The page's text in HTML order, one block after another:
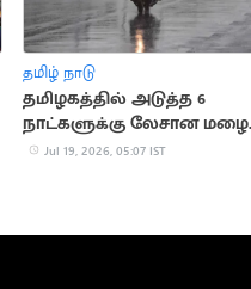
தமிழ் நாடு
தமிழகத்தில் அடுத்த 6
நாட்களுக்கு லேசான மழை
பெய்ய வாய்ப்பு
Jul 19, 2026, 05:07 IST